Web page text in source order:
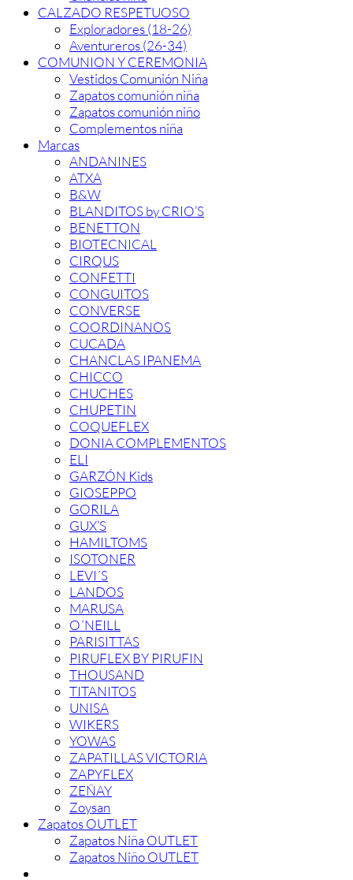
CALZADO RESPETUOSO
Exploradores (18-26)
Aventureros (26-34)
COMUNION Y CEREMONIA
Vestidos Comunión Niña
Zapatos comunión niña
Zapatos comunión niño
Complementos niña
Marcas
ANDANINES
ATXA
B&W
BLANDITOS by CRIO’S
BENETTON
BIOTECNICAL
CIRQUS
CONFETTI
CONGUITOS
CONVERSE
COORDINANOS
CUCADA
CHANCLAS IPANEMA
CHICCO
CHUCHES
CHUPETIN
COQUEFLEX
DONIA COMPLEMENTOS
ELI
GARZÓN Kids
GIOSEPPO
GORILA
GUX’S
HAMILTOMS
ISOTONER
LEVI´S
LANDOS
MARUSA
O´NEILL
PARISITTAS
PIRUFLEX BY PIRUFIN
THOUSAND
TITANITOS
UNISA
WIKERS
YOWAS
ZAPATILLAS VICTORIA
ZAPYFLEX
ZEÑAY
Zoysan
Zapatos OUTLET
Zapatos Niña OUTLET
Zapatos Niño OUTLET